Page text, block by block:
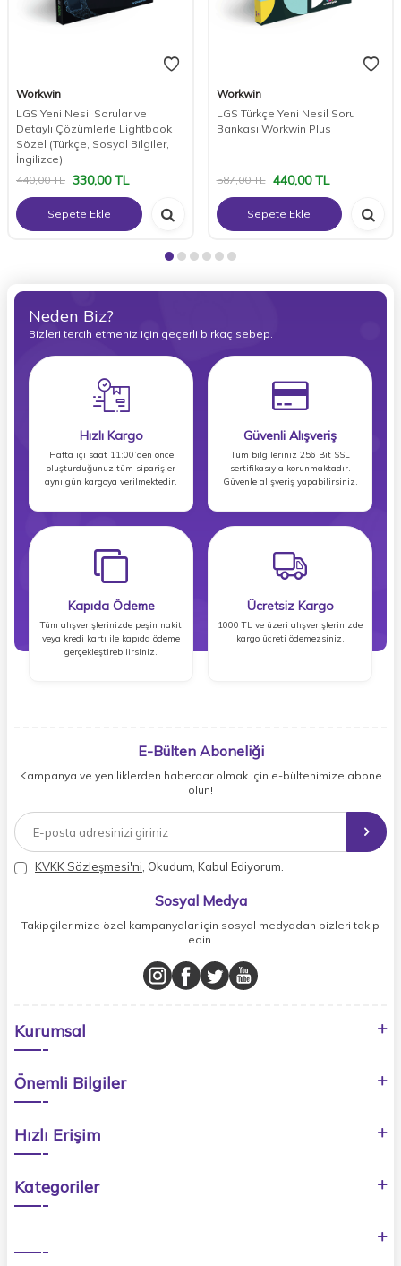
Workwin
LGS Yeni Nesil Sorular ve
Detaylı Çözümlerle Lightbook
Sözel (Türkçe, Sosyal Bilgiler,
İngilizce)
440,00TL 330,00TL
Sepete Ekle
Workwin
LGS Türkçe Yeni Nesil Soru
Bankası Workwin Plus
587,00TL 440,00TL
Sepete Ekle
Neden Biz?
Bizleri tercih etmeniz için geçerli birkaç sebep.
Hızlı Kargo
Hafta içi saat 11:00’den önce
oluşturduğunuz tüm siparişler
aynı gün kargoya verilmektedir.
Güvenli Alışveriş
Tüm bilgileriniz 256 Bit SSL
sertifikasıyla korunmaktadır.
Güvenle alışveriş yapabilirsiniz.
Kapıda Ödeme
Tüm alışverişlerinizde peşin nakit
veya kredi kartı ile kapıda ödeme
gerçekleştirebilirsiniz.
Ücretsiz Kargo
1000 TL ve üzeri alışverişlerinizde
kargo ücreti ödemezsiniz.
E-Bülten Aboneliği
Kampanya ve yeniliklerden haberdar olmak için e-bültenimize abone
olun!
KVKK Sözleşmesi'ni , Okudum, Kabul Ediyorum.
Sosyal Medya
Takipçilerimize özel kampanyalar için sosyal medyadan bizleri takip
edin.
Kurumsal
Önemli Bilgiler
Hızlı Erişim
Kategoriler